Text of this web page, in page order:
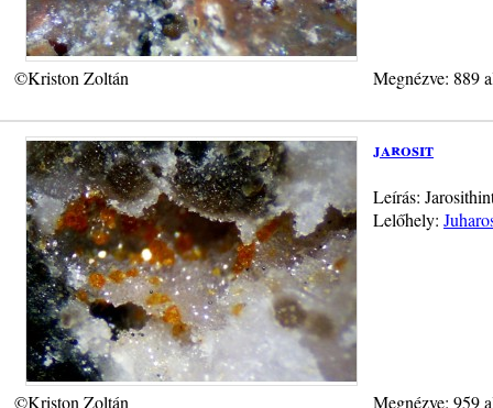
©Kriston Zoltán Megnézve: 889
jarosit
Leírás:
Lelőhely:
©Kriston Zoltán Megnézve: 959